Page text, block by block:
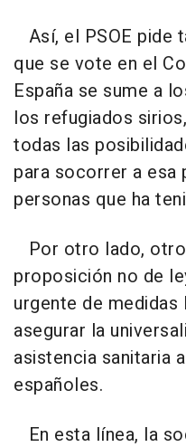
Así, el PSOE pide
que se vote en el
España se sume a
los refugiados
todas las
para socorrer a esa
personas que ha
Por otro lado,
proposición no de
urgente de
asegurar la
asistencia sanitaria
españoles.
En esta línea, la